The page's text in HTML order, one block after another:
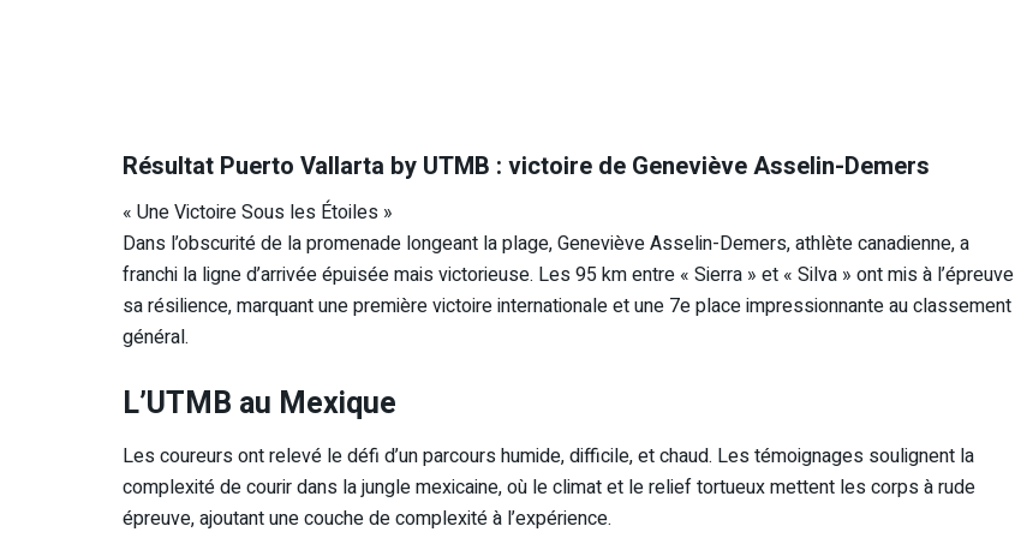
Résultat Puerto Vallarta by UTMB : victoire de Geneviève Asselin-Demers
« Une Victoire Sous les Étoiles »
Dans l’obscurité de la promenade longeant la plage, Geneviève Asselin-Demers, athlète canadienne, a
franchi la ligne d’arrivée épuisée mais victorieuse. Les 95 km entre « Sierra » et « Silva » ont mis à l’épreuve
sa résilience, marquant une première victoire internationale et une 7e place impressionnante au classement
général.
L’UTMB au Mexique
Les coureurs ont relevé le défi d’un parcours humide, difficile, et chaud. Les témoignages soulignent la
complexité de courir dans la jungle mexicaine, où le climat et le relief tortueux mettent les corps à rude
épreuve, ajoutant une couche de complexité à l’expérience.